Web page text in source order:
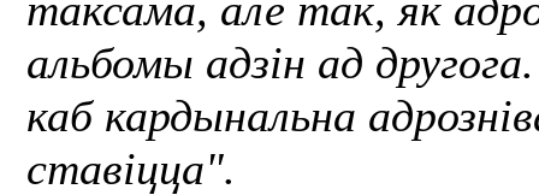
альбомы адзін ад
каб кардынальна
ставіцца".